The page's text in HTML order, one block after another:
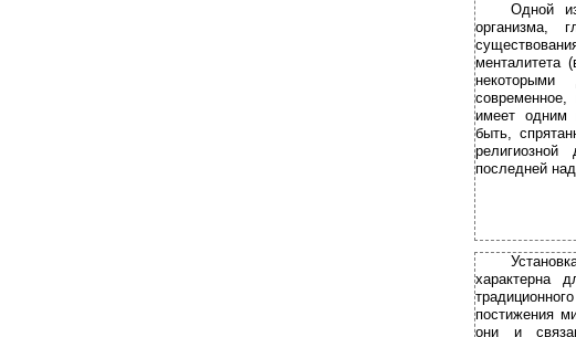
Одной
организма,
менталитета
современное,
имеет одним
быть,
последней
характерна
постижения
они и